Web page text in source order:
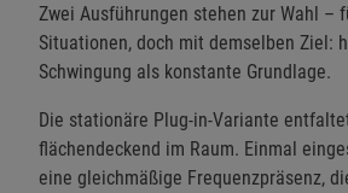
Zwei Ausführungen stehen zur Wahl –
Situationen, doch mit demselben Ziel:
Schwingung als konstante Grundlage.
Die stationäre Plug-in-Variante
flächendeckend im Raum. Einmal
eine gleichmäßige Frequenzpräsenz,